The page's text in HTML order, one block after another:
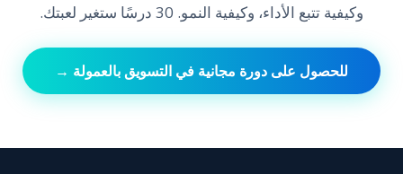
وكيفية تتبع الأداء، وكيفية النمو. 30 درسًا ستغير لعبتك.
للحصول على دورة مجانية في التسويق بالعمولة →